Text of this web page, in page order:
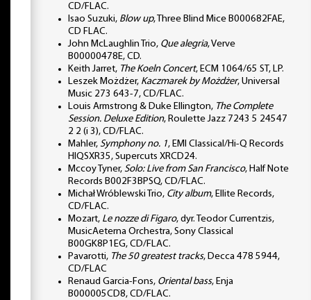
CD/FLAC.
Isao Suzuki, Blow up, Three Blind Mice B000682FAE,
CD FLAC.
John McLaughlin Trio, Que alegria, Verve
B00000478E, CD.
Keith Jarret, The Koeln Concert, ECM 1064/65 ST, LP.
Leszek Możdżer, Kaczmarek by Możdżer, Universal
Music 273 643-7, CD/FLAC.
Louis Armstrong & Duke Ellington, The Complete
Session. Deluxe Edition, Roulette Jazz 7243 5 24547
2 2 (i 3), CD/FLAC.
Mahler, Symphony no. 1, EMI Classical/Hi-Q Records
HIQSXR35, Supercuts XRCD24.
Mccoy Tyner, Solo: Live from San Francisco, Half Note
Records B002F3BPSQ, CD/FLAC.
Michał Wróblewski Trio, City album, Ellite Records,
CD/FLAC.
Mozart, Le nozze di Figaro, dyr. Teodor Currentzis,
MusicAeterna Orchestra, Sony Classical
B00GK8P1EG, CD/FLAC.
Pavarotti, The 50 greatest tracks, Decca 478 5944,
CD/FLAC
Renaud Garcia-Fons, Oriental bass, Enja
B000005CD8, CD/FLAC.